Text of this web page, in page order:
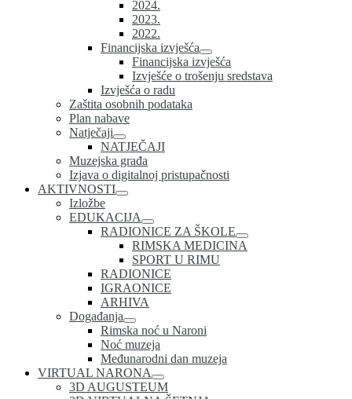
2024.
2023.
2022.
Financijska izvješća
Financijska izvješća
Izvješće o trošenju sredstava
Izvješća o radu
Zaštita osobnih podataka
Plan nabave
Natječaji
NATJEČAJI
Muzejska građa
Izjava o digitalnoj pristupačnosti
AKTIVNOSTI
Izložbe
EDUKACIJA
RADIONICE ZA ŠKOLE
RIMSKA MEDICINA
SPORT U RIMU
RADIONICE
IGRAONICE
ARHIVA
Događanja
Rimska noć u Naroni
Noć muzeja
Međunarodni dan muzeja
VIRTUAL NARONA
3D AUGUSTEUM